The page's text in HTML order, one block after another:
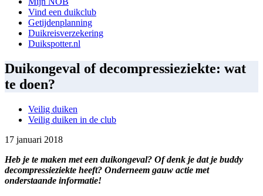
Vind een duikclub
Getijdenplanning
Duikreisverzekering
Duikspotter.nl
Duikongeval of decompressieziekte: wat
te doen?
Veilig duiken
Veilig duiken in de club
17 januari 2018
Heb je te maken met een duikongeval? Of denk je dat je buddy
decompressieziekte heeft? Onderneem gauw actie met
onderstaande informatie!